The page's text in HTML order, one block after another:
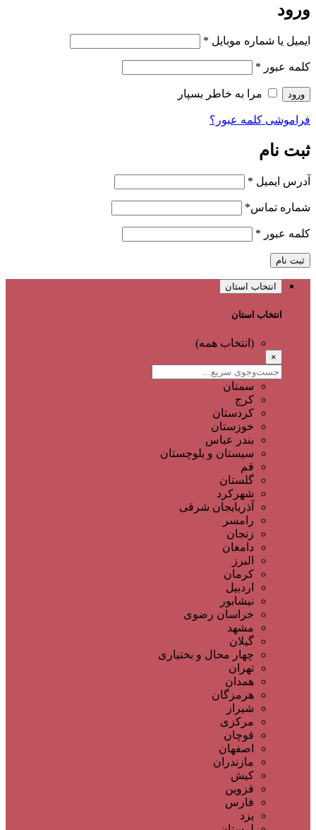
ورود
ایمیل یا شماره موبایل *
کلمه عبور *
ورود مرا به خاطر بسپار
فراموشی کلمه عبور؟
ثبت نام
آدرس ایمیل *
شماره تماس*
کلمه عبور *
ثبت نام
انتخاب استان
انتخاب استان
(انتخاب همه)
×
سمنان
کرج
کردستان
خوزستان
بندر عباس
سیستان و بلوچستان
قم
گلستان
شهرکرد
آذربایجان شرقی
رامسر
زنجان
دامغان
البرز
کرمان
اردبیل
نیشابور
خراسان رضوی
مشهد
گیلان
چهار محال و بختیاری
تهران
همدان
هرمزگان
شیراز
مرکزی
قوچان
اصفهان
مازندران
کیش
قزوین
فارس
یزد